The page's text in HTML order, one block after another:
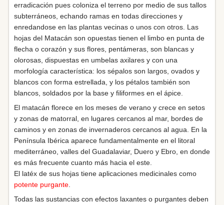
erradicación pues coloniza el terreno por medio de sus tallos
subterráneos, echando ramas en todas direcciones y
enredandose en las plantas vecinas o unos con otros. Las
hojas del Matacán son opuestas tienen el limbo en punta de
flecha o corazón y sus flores, pentámeras, son blancas y
olorosas, dispuestas en umbelas axilares y con una
morfología característica: los sépalos son largos, ovados y
blancos con forma estrellada, y los pétalos también son
blancos, soldados por la base y filiformes en el ápice.
El matacán florece en los meses de verano y crece en setos
y zonas de matorral, en lugares cercanos al mar, bordes de
caminos y en zonas de invernaderos cercanos al agua. En la
Península Ibérica aparece fundamentalmente en el litoral
mediterráneo, valles del Guadalaviar, Duero y Ebro, en donde
es más frecuente cuanto más hacia el este.
El latéx de sus hojas tiene aplicaciones medicinales como
potente purgante.
Todas las sustancias con efectos laxantes o purgantes deben